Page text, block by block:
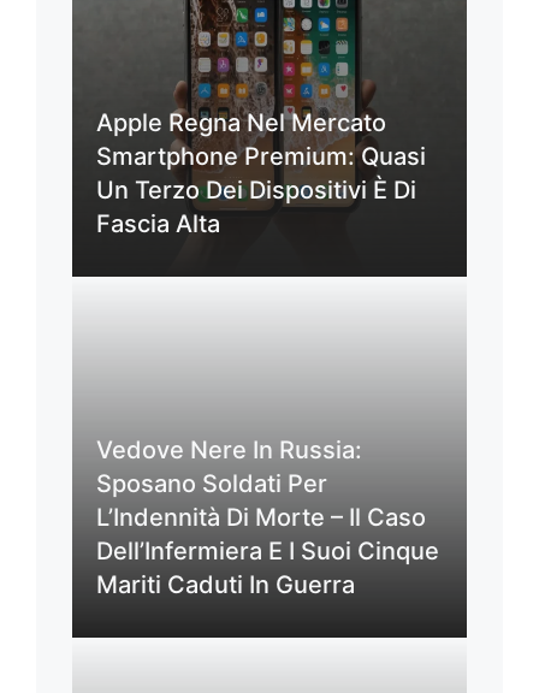
Apple Regna Nel Mercato
Smartphone Premium: Quasi
Un Terzo Dei Dispositivi È Di
Fascia Alta
Vedove Nere In Russia:
Sposano Soldati Per
L’Indennità Di Morte – Il Caso
Dell’Infermiera E I Suoi Cinque
Mariti Caduti In Guerra